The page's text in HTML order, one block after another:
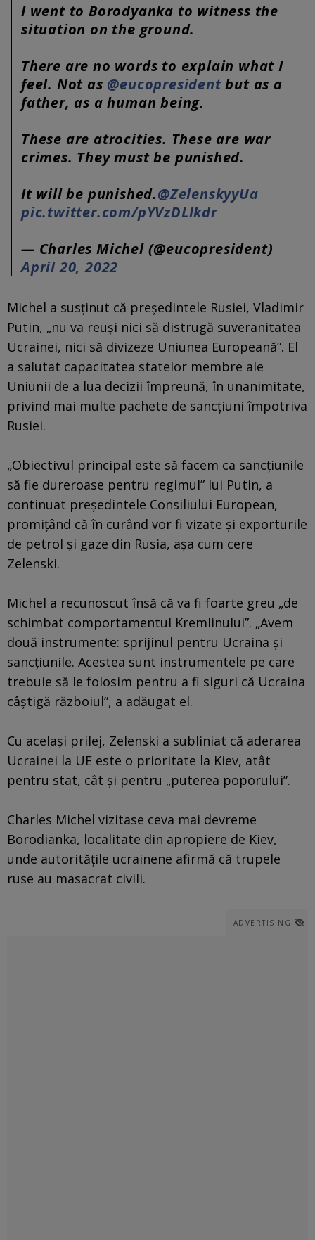
I went to Borodyanka to witness the
situation on the ground.
There are no words to explain what I
feel. Not as @eucopresidentbut as a
father, as a human being.
These are atrocities. These are war
crimes. They must be punished.
It will be punished.@ZelenskyyUa
pic.twitter.com/pYVzDLlkdr
— Charles Michel (@eucopresident)
April 20, 2022
Michel a susţinut că preşedintele Rusiei, Vladimir
Putin, „nu va reuşi nici să distrugă suveranitatea
Ucrainei, nici să divizeze Uniunea Europeană”. El
a salutat capacitatea statelor membre ale
Uniunii de a lua decizii împreună, în unanimitate,
privind mai multe pachete de sancţiuni împotriva
Rusiei.
„Obiectivul principal este să facem ca sancţiunile
să fie dureroase pentru regimul” lui Putin, a
continuat preşedintele Consiliului European,
promiţând că în curând vor fi vizate şi exporturile
de petrol şi gaze din Rusia, aşa cum cere
Zelenski.
Michel a recunoscut însă că va fi foarte greu „de
schimbat comportamentul Kremlinului”. „Avem
două instrumente: sprijinul pentru Ucraina şi
sancţiunile. Acestea sunt instrumentele pe care
trebuie să le folosim pentru a fi siguri că Ucraina
câştigă războiul”, a adăugat el.
Cu acelaşi prilej, Zelenski a subliniat că aderarea
Ucrainei la UE este o prioritate la Kiev, atât
pentru stat, cât şi pentru „puterea poporului”.
Charles Michel vizitase ceva mai devreme
Borodianka, localitate din apropiere de Kiev,
unde autorităţile ucrainene afirmă că trupele
ruse au masacrat civili.
ADVERTISING